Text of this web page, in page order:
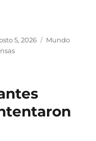
5, 2026
C
Mundo